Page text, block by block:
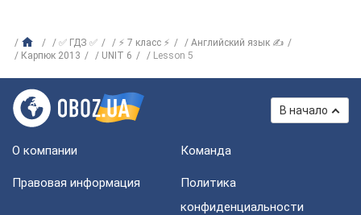
✅ ГДЗ ✅ ⚡ 7 класс ⚡
Английский язык ✍
Карпюк 2013
UNIT 6 Lesson 5
В начало
О компании Команда
Правовая информация
Политика
конфиденциальности